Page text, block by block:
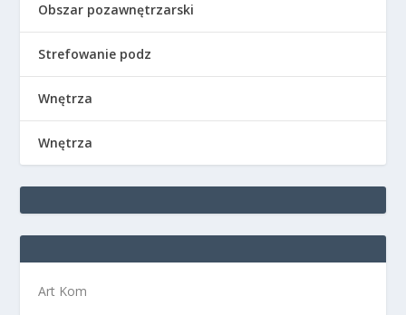
Obszar pozawnętrzarski
Strefowanie podz
Wnętrza
Wnętrza
Art Kom